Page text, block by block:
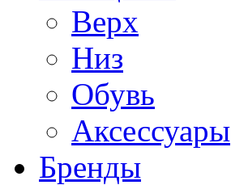
Верх
Низ
Обувь
Аксессуары
Бренды